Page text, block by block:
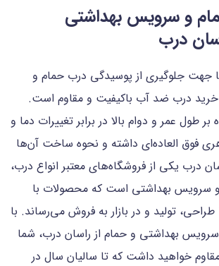
و سرویس بهداشتی
درب
جهت جلوگیری از پوسیدگی درب حمام و
درب ضد آب باکیفیت و مقاوم است.
طول عمر و دوام بالا در برابر تغییرات دما و
فوق العاده‌ای داشته و نحوه ساخت آن‌ها
درب یکی از فروشگاه‌های معتبر انواع درب،
و سرویس بهداشتی است که محصولات با
تولید و در بازار به فروش می‌رساند. با
بهداشتی و حمام از راسان درب، شما
خواهید داشت که تا سالیان سال در